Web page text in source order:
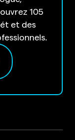
105
et des